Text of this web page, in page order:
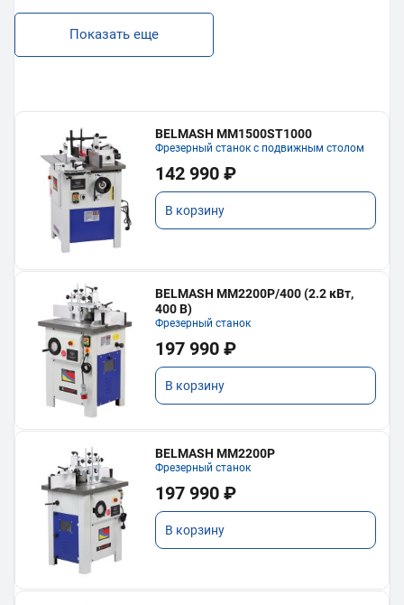
Показать еще
BELMASH MM1500ST1000
Фрезерный станок с подвижным столом
142 990 ₽
В корзину
BELMASH MM2200P/400 (2.2 кВт,
400 В)
Фрезерный станок
197 990 ₽
В корзину
BELMASH MM2200P
Фрезерный станок
197 990 ₽
В корзину